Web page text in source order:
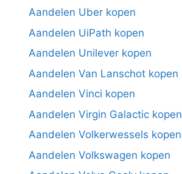
Aandelen Uber kopen
Aandelen UiPath kopen
Aandelen Unilever kopen
Aandelen Van Lanschot kopen
Aandelen Vinci kopen
Aandelen Virgin Galactic kopen
Aandelen Volkerwessels kopen
Aandelen Volkswagen kopen